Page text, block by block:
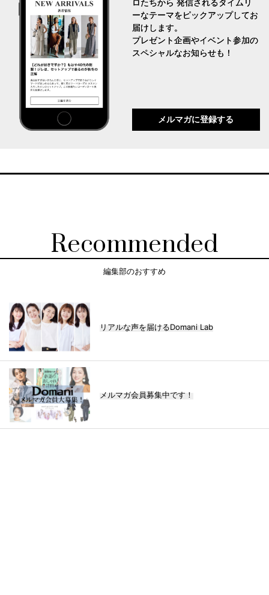
ロたちから 発信されるタイムリ
ーなテーマをピックアップしてお
届けします。
プレゼント企画やイベント参加の
スペシャルなお知らせも！
メルマガに登録する
Recommended
編集部のおすすめ
リアルな声を届けるDomani Lab
メルマガ会員募集中です！